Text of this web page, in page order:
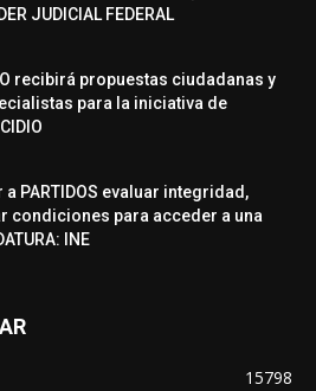
JUDICIAL FEDERAL
recibirá propuestas ciudadanas y
para la iniciativa de
a PARTIDOS evaluar integridad,
condiciones para acceder a una
INE
15798